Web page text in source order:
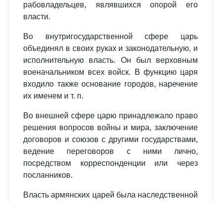
рабовладельцев, являвшихся опорой его
власти.
Во внутригосударственной сфере царь
объединял в своих руках и законодательную, и
исполнительную власть. Он был верховным
военачальником всех войск. В функцию царя
входило также основание городов, наречение
их именем и т. п.
Во внешней сфере царю принадлежало право
решения вопросов войны и мира, заключение
договоров и союзов с другими государствами,
ведение переговоров с ними лично,
посредством корреспонденции или через
посланников.
Власть армянских царей была наследственной